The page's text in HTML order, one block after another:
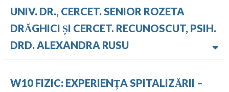
UNIV. DR., CERCET. SENIOR ROZETA
DRĂGHICI ȘI CERCET. RECUNOSCUT, PSIH.
DRD. ALEXANDRA RUSU
W10 FIZIC: EXPERIENȚA SPITALIZĂRII –